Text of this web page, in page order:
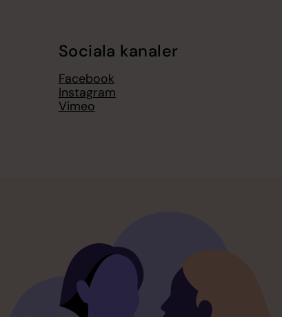
Sociala kanaler
Facebook
Instagram
Vimeo